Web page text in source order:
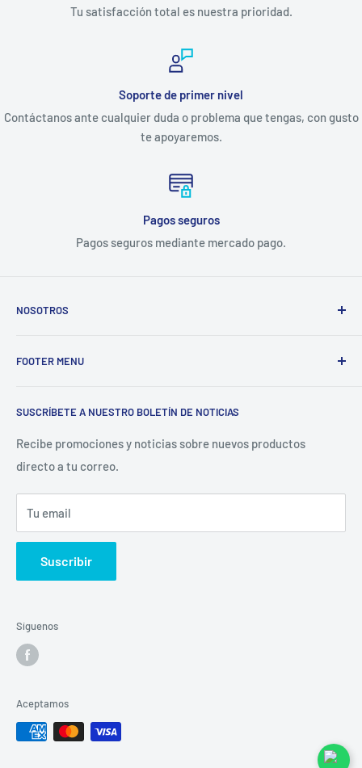
Tu satisfacción total es nuestra prioridad.
Soporte de primer nivel
Contáctanos ante cualquier duda o problema que tengas, con gusto
te apoyaremos.
Pagos seguros
Pagos seguros mediante mercado pago.
NOSOTROS
de ofrecer refacciones para aparatos electrodomésticos y
restaurantera e industrial.
FOOTER MENU
Catálogo
La Empresa
Contacto
Sucursales
Buscar
SUSCRÍBETE A NUESTRO BOLETÍN DE NOTICIAS
Recibe promociones y noticias sobre nuevos productos
directo a tu correo.
Tu email
Suscribir
Síguenos
Aceptamos